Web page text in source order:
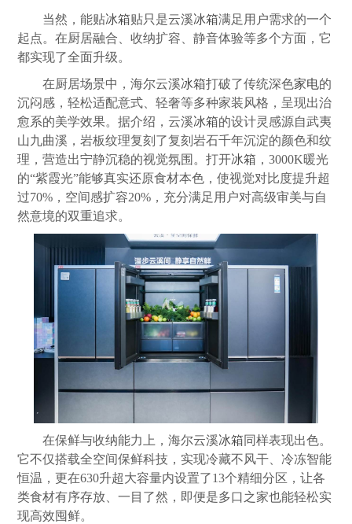
当然，能贴冰箱贴只是云溪冰箱满足用户需求的一个
起点。在厨居融合、收纳扩容、静音体验等多个方面，它
都实现了全面升级。
在厨居场景中，海尔云溪冰箱打破了传统深色家电的
沉闷感，轻松适配意式、轻奢等多种家装风格，呈现出治
愈系的美学效果。据介绍，云溪冰箱的设计灵感源自武夷
山九曲溪，岩板纹理复刻了复刻岩石千年沉淀的颜色和纹
理，营造出宁静沉稳的视觉氛围。打开冰箱 ，3000K暖光
的“紫霞光”能够真实还原食材本色，使视觉对比度提升超
过70%，空间感扩容20%，充分满足用户对高级审美与自
然意境的双重追求。
在保鲜与收纳能力上，海尔云溪冰箱同样表现出色。
它不仅搭载全空间保鲜科技，实现冷藏不风干、冷冻智能
恒温，更在630升超大容量内设置了13个精细分区，让各
类食材有序存放、一目了然，即便是多口之家也能轻松实
现高效囤鲜。